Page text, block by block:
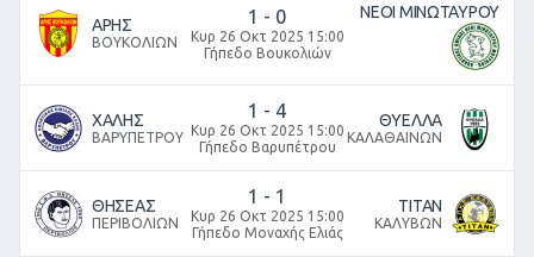
ΑΡΗΣ
ΒΟΥΚΟΛΙΩΝ
1 - 0
Κυρ 26 Οκτ 2025 15:00
Γήπεδο Βουκολιών
ΝΕΟΙ ΜΙΝΩΤΑΥΡΟΥ
ΧΑΛΗΣ
ΒΑΡΥΠΕΤΡΟΥ
1 - 4
Κυρ 26 Οκτ 2025 15:00
Γήπεδο Βαρυπέτρου
ΘΥΕΛΛΑ
ΚΑΛΑΘΑΙΝΩΝ
ΘΗΣΕΑΣ
ΠΕΡΙΒΟΛΙΩΝ
1 - 1
Κυρ 26 Οκτ 2025 15:00
Γήπεδο Μοναχής Ελιάς
ΤΙΤΑΝ
ΚΑΛΥΒΩΝ